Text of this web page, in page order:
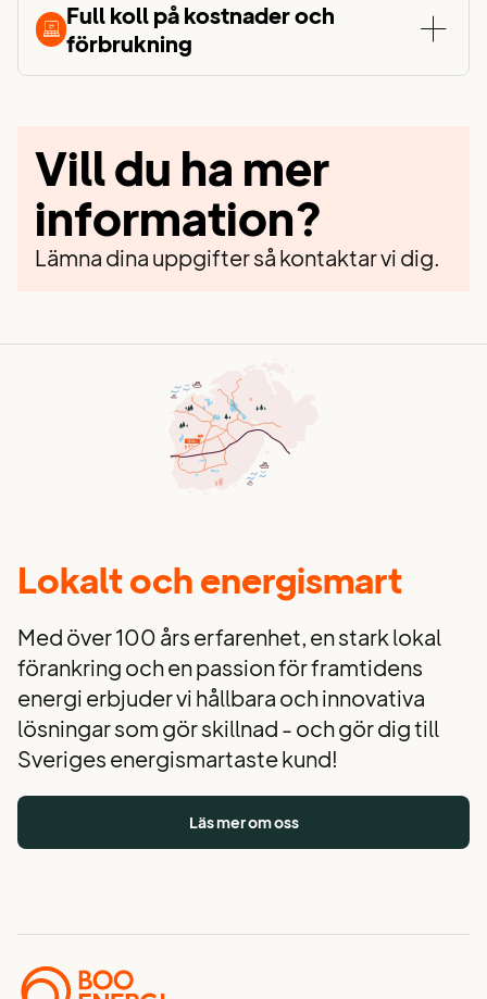
Full koll på kostnader och
förbrukning
Vill du ha mer
information?
Lämna dina uppgifter så kontaktar vi dig.
Lokalt och energismart
Med över 100 års erfarenhet, en stark lokal
förankring och en passion för framtidens
energi erbjuder vi hållbara och innovativa
lösningar som gör skillnad - och gör dig till
Sveriges energismartaste kund!
Läs mer om oss